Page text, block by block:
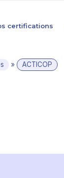
certifications
» ACTICOP